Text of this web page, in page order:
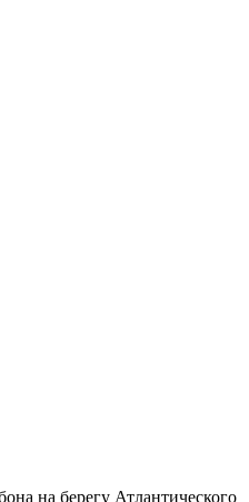
на берегу Атлантического